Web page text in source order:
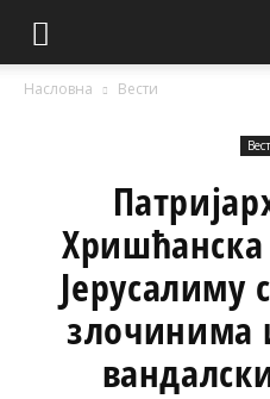
Насловна Вести
Јерусалиму